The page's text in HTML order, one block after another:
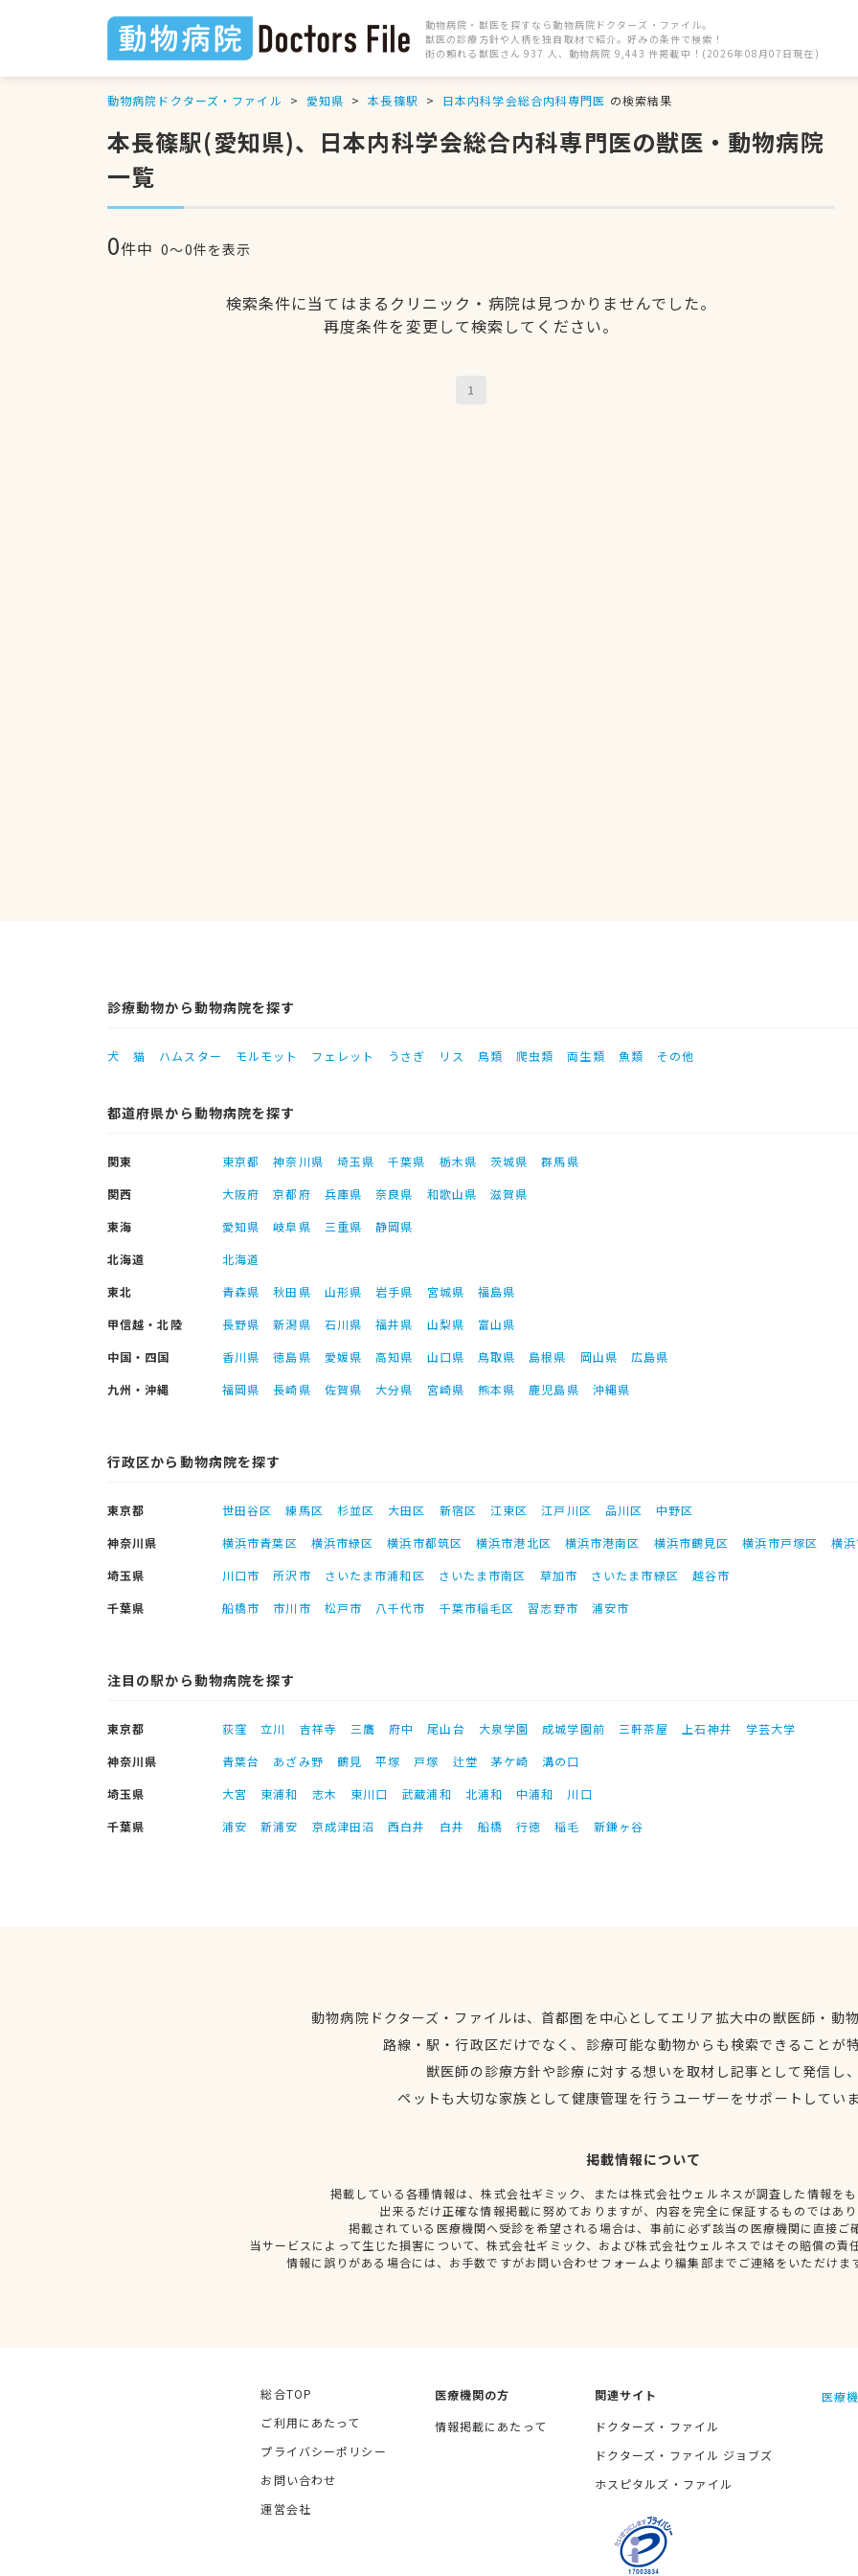
動物病院・獣医を探すなら動物病院ドクターズ・ファイル。
獣医の診療方針や人柄を独自取材で紹介。好みの条件で検索！
街の頼れる獣医さん 937 人、動物病院 9,443 件掲載中！(2026年08月07日現在)
動物病院ドクターズ・ファイル 愛知県 本長篠駅 日本内科学会総合内科専門医 の検索結果
本長篠駅(愛知県)、日本内科学会総合内科専門医の獣医・動物病院
一覧
0件中 0〜0件を表示
検索条件に当てはまるクリニック・病院は見つかりませんでした。
再度条件を変更して検索してください。
1
診療動物から動物病院を探す
犬 猫 ハムスター モルモット フェレット うさぎ リス 鳥類 爬虫類 両生類 魚類 その他
都道府県から動物病院を探す
関東 東京都 神奈川県 埼玉県 千葉県 栃木県 茨城県
群馬県
関西
大阪府 京都府 兵庫県 奈良県 和歌山県
滋賀県
東海
愛知県 岐阜県 三重県
静岡県
北海道
北海道
東北
青森県 秋田県 山形県 岩手県 宮城県
福島県
甲信越・北陸
長野県 新潟県 石川県 福井県 山梨県
富山県
中国・四国
香川県 徳島県 愛媛県 高知県 山口県 鳥取県 島根県 岡山県
広島県
九州・沖縄
福岡県 長崎県 佐賀県 大分県 宮崎県 熊本県 鹿児島県 沖縄県
行政区から動物病院を探す
東京都 世田谷区 練馬区 杉並区 大田区 新宿区 江東区 江戸川区 品川区
中野区
神奈川県
横浜市青葉区 横浜市緑区 横浜市都筑区 横浜市港北区 横浜市港南区 横浜市鶴見区 横浜市戸塚区
横
埼玉県
川口市 所沢市 さいたま市浦和区 さいたま市南区 草加市 さいたま市緑区
越谷市
千葉県
船橋市 市川市 松戸市 八千代市 千葉市稲毛区 習志野市 浦安市
注目の駅から動物病院を探す
東京都 荻窪 立川 吉祥寺 三鷹 府中 尾山台 大泉学園 成城学園前 三軒茶屋 上石神井
学芸大学
神奈川県
青葉台 あざみ野 鶴見 平塚 戸塚 辻堂 茅ケ崎
溝の口
埼玉県
大宮 東浦和 志木 東川口 武蔵浦和 北浦和 中浦和
川口
千葉県
浦安 新浦安 京成津田沼 西白井 白井 船橋 行徳 稲毛 新鎌ヶ谷
動物病院ドクターズ・ファイルは、首都圏を中心としてエリア拡大中の獣医師・動
路線・駅・行政区だけでなく、診療可能な動物からも検索できることが
獣医師の診療方針や診療に対する想いを取材し記事として発信し
ペットも大切な家族として健康管理を行うユーザーをサポートしてい
掲載情報について
掲載している各種情報は、株式会社ギミック、または株式会社ウェルネスが調査した情報を
出来るだけ正確な情報掲載に努めておりますが、内容を完全に保証するものではあ
掲載されている医療機関へ受診を希望される場合は、事前に必ず該当の医療機関に直接ご
当サービスによって生じた損害について、株式会社ギミック、および株式会社ウェルネスではその賠償の責
情報に誤りがある場合には、お手数ですがお問い合わせフォームより編集部までご連絡をいただけま
総合TOP
ご利用にあたって
プライバシーポリシー
お問い合わせ
運営会社
医療機関の方
情報掲載にあたって
関連サイト
ドクターズ・ファイル
ドクターズ・ファイル ジョブズ
ホスピタルズ・ファイル
医療